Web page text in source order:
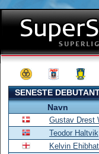
SENESTE
Navn
Gustav Drest
Teodor Haltvik
Kelvin